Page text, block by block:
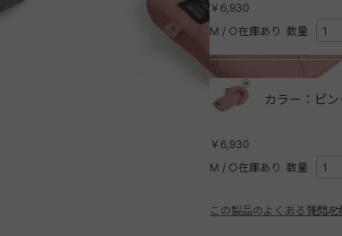
ピン
￥6,930
M / ○在庫あり 数量
カラー：ピン
￥6,930
M / ○在庫あり 数量
この製品のよくある質問を